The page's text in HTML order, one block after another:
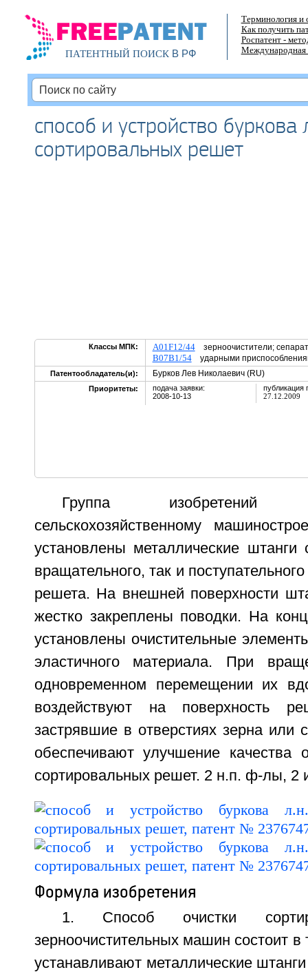
ПАТЕНТНЫЙ ПОИСКВ РФ
Терминология и
Как получить
Роспатент -
Международная
способ и устройство буркова
сортировальных решет
Классы МПК: A01F12/44зерноочистители;
B07B1/54ударными
Патентообладатель(и): Бурков Лев Николаевич (RU)
Приоритеты:
подача заявки:
2008-10-13
публикация
27.12.2009
Группа
сельскохозяйственному
установлены металлические штанги
вращательного, так и
решета. На внешней поверхности
жестко закреплены поводки. На
установлены очистительные
эластичного материала. При
одновременном перемещении их
воздействуют на поверхность
застрявшие в отверстиях зерна или
обеспечивают улучшение качества
сортировальных решет. 2 н.п. ф-лы, 2
Формула изобретения
1. Способ очистки
зерноочистительных машин состоит в
устанавливают металлические